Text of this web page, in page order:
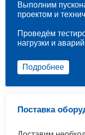
Поставка
Выполним
проектом и
Проведём
нагрузки и
Подробнее